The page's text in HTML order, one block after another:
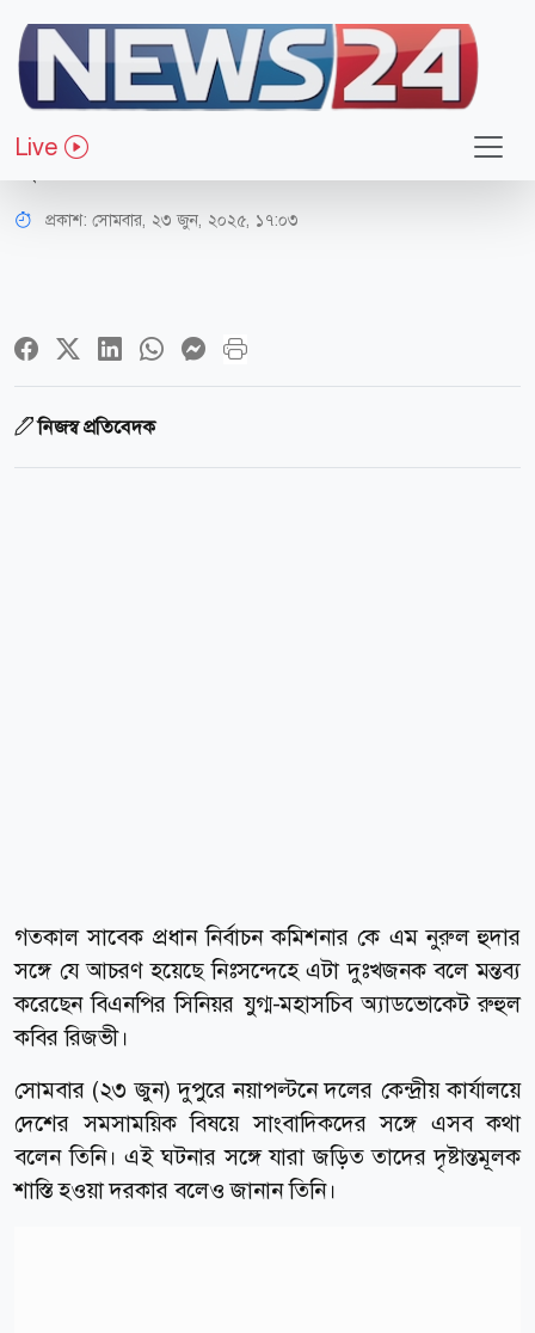
Live
রাজনীতি
সাবেক সিইসির সঙ্গে যা ঘটেছে তা
দুঃখজনক: রিজভী
প্রকাশ: সোমবার, ২৩ জুন, ২০২৫, ১৭:০৩
নিজস্ব প্রতিবেদক
গতকাল সাবেক প্রধান নির্বাচন কমিশনার কে এম নুরুল হুদার
সঙ্গে যে আচরণ হয়েছে নিঃসন্দেহে এটা দুঃখজনক বলে মন্তব্য
করেছেন বিএনপির সিনিয়র যুগ্ম-মহাসচিব অ্যাডভোকেট রুহুল
কবির রিজভী।
সোমবার (২৩ জুন) দুপুরে নয়াপল্টনে দলের কেন্দ্রীয় কার্যালয়ে
দেশের সমসাময়িক বিষয়ে সাংবাদিকদের সঙ্গে এসব কথা
বলেন তিনি। এই ঘটনার সঙ্গে যারা জড়িত তাদের দৃষ্টান্তমূলক
শাস্তি হওয়া দরকার বলেও জানান তিনি।